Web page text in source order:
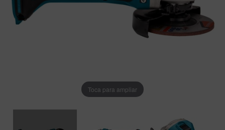
Toca para ampliar